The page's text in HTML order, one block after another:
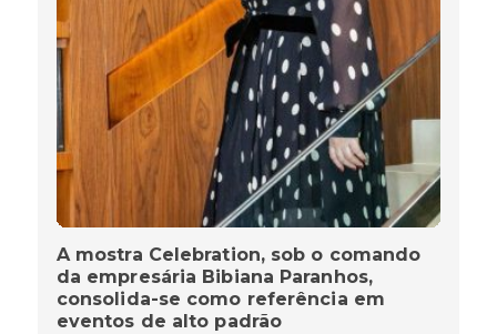
A mostra Celebration, sob o comando
da empresária Bibiana Paranhos,
consolida-se como referência em
eventos de alto padrão